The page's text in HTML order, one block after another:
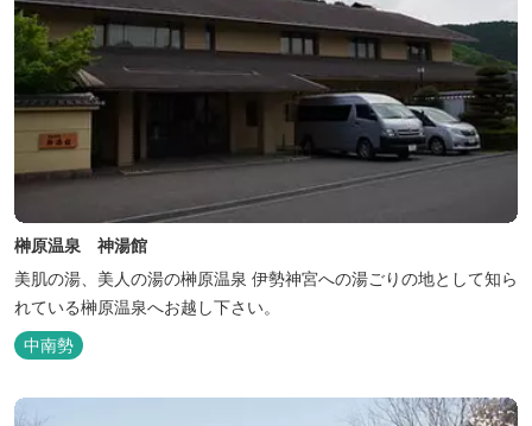
榊原温泉 神湯館
美肌の湯、美人の湯の榊原温泉 伊勢神宮への湯ごりの地として知ら
れている榊原温泉へお越し下さい。
中南勢